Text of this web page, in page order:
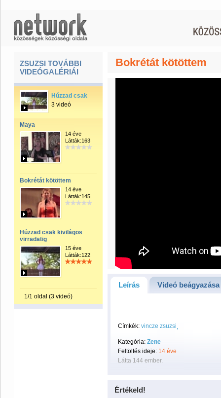
ZSUZSI TOVÁBBI
VIDEÓGALÉRIÁI
Húzzad csak
3 videó
Maya
14 éve
Látták:163
Bokrétát kötöttem
14 éve
Látták:145
Húzzad csak kivilágos
virradatig
15 éve
Látták:122
1/1 oldal (3 videó)
Bokrétát kötöttem
Leírás Videó beágyazása
Címkék: vincze zsuzsi
Kategória: Zene
Feltöltés ideje: 14 éve
Látta 144 ember.
Értékeld!